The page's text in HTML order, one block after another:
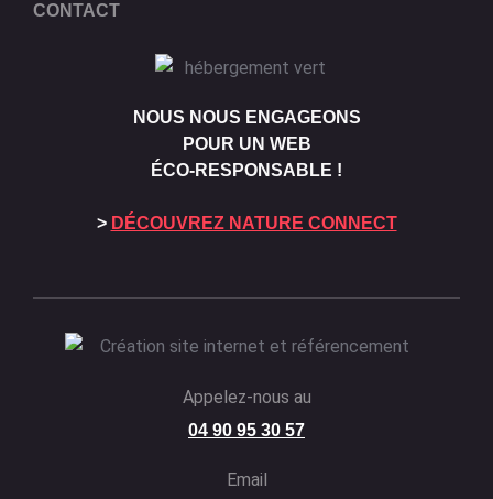
CONTACT
NOUS NOUS ENGAGEONS
POUR UN WEB
ÉCO-RESPONSABLE !
> DÉCOUVREZ NATURE CONNECT
Appelez-nous au
04 90 95 30 57
Email